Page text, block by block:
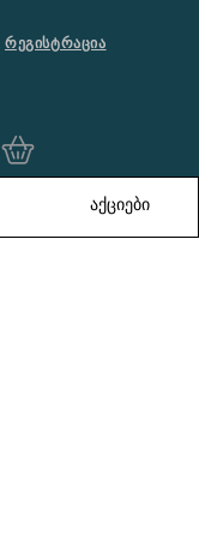
რეგისტრაცია
აქციები